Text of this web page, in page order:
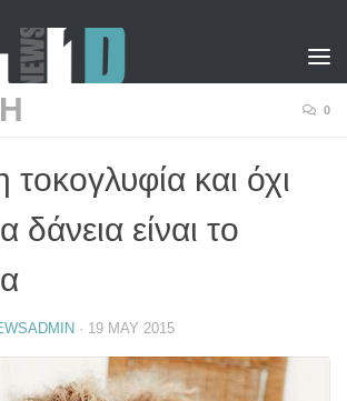
0
τοκογλυφία και όχι
δάνεια είναι το
· 19 MAY 2015